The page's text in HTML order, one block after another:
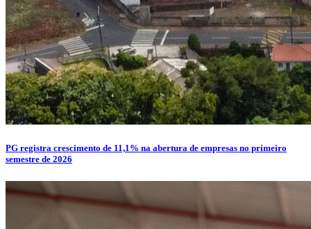
PG registra crescimento de 11,1% na abertura de empresas no primeiro
semestre de 2026